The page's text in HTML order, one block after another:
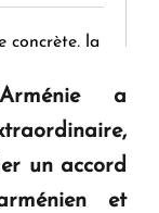
concrète, la
et d'avenir
a
un accord
et